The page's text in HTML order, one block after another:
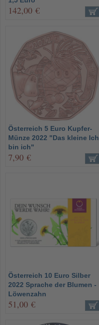
142,00 €
Österreich 5 Euro Kupfer-
Münze 2022 "Das kleine Ich
bin ich"
7,90 €
Österreich 10 Euro Silber
2022 Sprache der Blumen -
Löwenzahn
51,00 €